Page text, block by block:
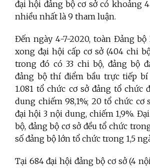
đại hội đảng bộ cơ sở có khoảng
nhiều nhất là 9 tham luận.
Đến ngày 4-7-2020, toàn Đảng
xong đại hội cấp cơ sở (404 chi
trong đó có 33 chi bộ, đảng bộ
đảng bộ thí điểm bầu trực tiếp
1.081 tổ chức cơ sở đảng tổ chức
dung chiếm 98,1%; 20 tổ chức cơ
đại hội 3 nội dung, chiếm 1,9%.
bộ, đảng bộ cơ sở đều tổ chức
số đảng bộ lớn tổ chức trong 1,5
Tại 684 đại hội đảng bộ cơ sở (4